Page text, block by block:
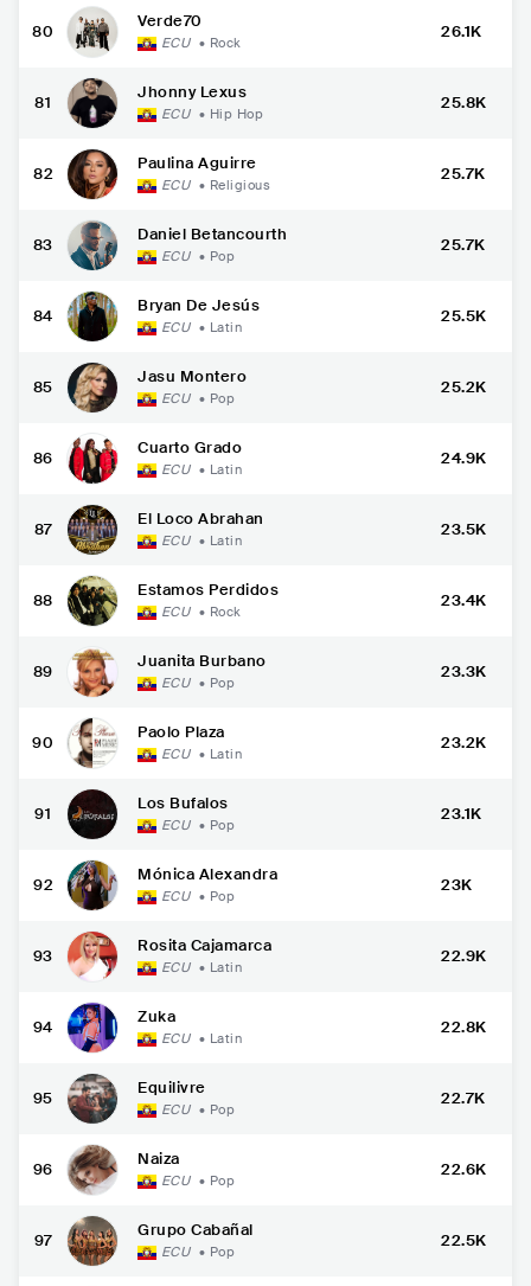
80
Verde70
ECU • Rock
26.1K
81
Jhonny Lexus
ECU • Hip Hop
25.8K
82
Paulina Aguirre
ECU • Religious
25.7K
83
Daniel Betancourth
ECU • Pop
25.7K
84
Bryan De Jesús
ECU • Latin
25.5K
85
Jasu Montero
ECU • Pop
25.2K
86
Cuarto Grado
ECU • Latin
24.9K
87
El Loco Abrahan
ECU • Latin
23.5K
88
Estamos Perdidos
ECU • Rock
23.4K
89
Juanita Burbano
ECU • Pop
23.3K
90
Paolo Plaza
ECU • Latin
23.2K
91
Los Bufalos
ECU • Pop
23.1K
92
Mónica Alexandra
ECU • Pop
23K
93
Rosita Cajamarca
ECU • Latin
22.9K
94
Zuka
ECU • Latin
22.8K
95
Equilivre
ECU • Pop
22.7K
96
Naiza
ECU • Pop
22.6K
97
Grupo Cabañal
ECU • Pop
22.5K